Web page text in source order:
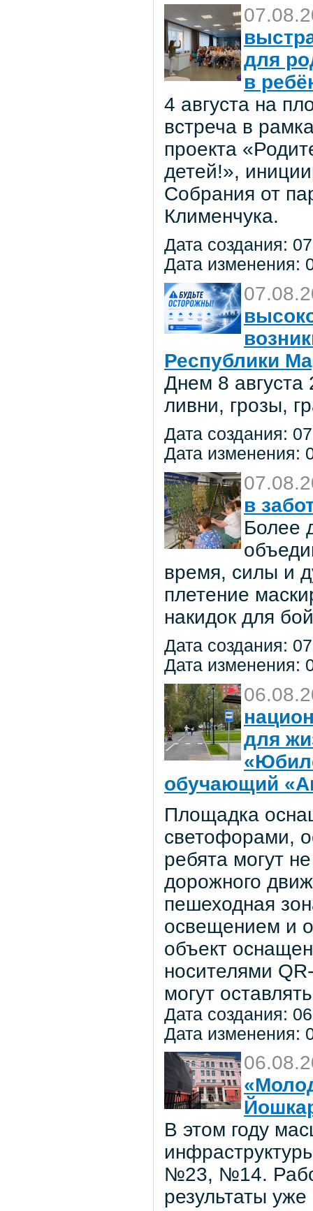
для
в
4 августа на
встреча в
проекта
детей!»,
Собрания от
Клименчука.
Дата создания:
Дата изменения:
Республики
Днем 8
ливни, грозы,
Дата создания:
Дата изменения:
в
Более
время, силы и
плетение
накидок для
Дата создания:
Дата изменения:
для
обучающий
Площадка
светофорами,
ребята могут
дорожного
пешеходная
освещением и
объект
носителями
могут
Дата создания:
Дата изменения:
В этом году
№23, №14.
результаты